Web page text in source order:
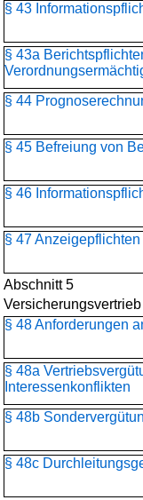
§ 43
§ 43a
§ 44
§ 45 Befreiung von
§ 46
§ 47 Anzeigepflichten
Abschnitt 5
Versicherungsvertrieb
§ 48 Anforderungen
§ 48a
Interessenkonflikten
§ 48b
§ 48c